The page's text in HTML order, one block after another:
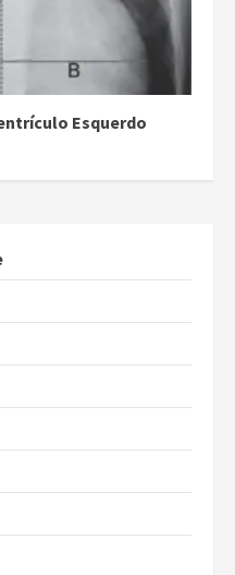
Esquerdo